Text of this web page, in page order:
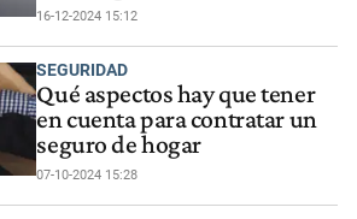
16-12-2024 15:12
SEGURIDAD
Qué aspectos hay que tener
en cuenta para contratar un
seguro de hogar
07-10-2024 15:28